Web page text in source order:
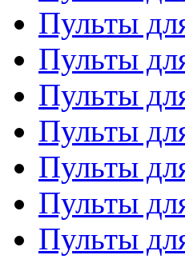
Пульты
Пульты
Пульты
Пульты
Пульты
Пульты
Пульты